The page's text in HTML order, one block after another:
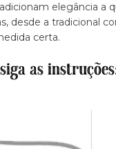
elegância a
desde a tradicional
certa.
as